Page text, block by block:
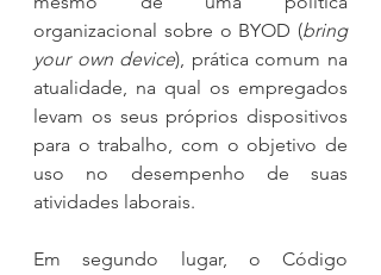
organizacional sobre o BYOD (bring
your own device), prática comum na
atualidade, na qual os empregados
levam os seus próprios dispositivos
para o trabalho, com o objetivo de
uso no desempenho de suas
atividades laborais.
Em segundo lugar, o Código